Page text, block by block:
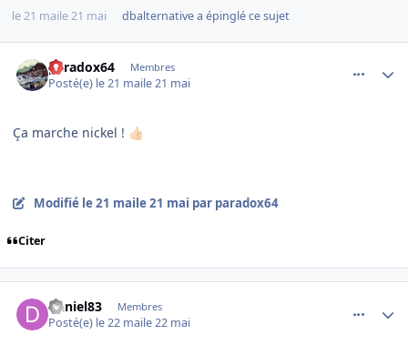
le 21 maile 21 mai dbalternativea épinglé ce sujet
paradox64 Membres
Posté(e) le 21 maile 21 mai
Ça marche nickel ! 👍🏻
Modifié le 21 maile 21 mai par paradox64
Citer
Daniel83 Membres
Posté(e) le 22 maile 22 mai